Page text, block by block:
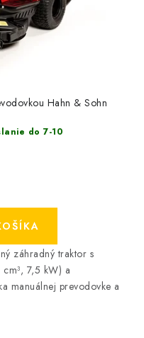
osobných údajov
Hahn & Sohn
do 7-10
záhradný traktor s
7,5 kW) a
manuálnej prevodovke a